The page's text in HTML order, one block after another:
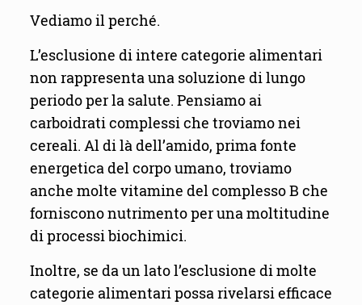
Vediamo il perché.
L’esclusione di intere categorie alimentari
non rappresenta una soluzione di lungo
periodo per la salute. Pensiamo ai
carboidrati complessi che troviamo nei
cereali. Al di là dell’amido, prima fonte
energetica del corpo umano, troviamo
anche molte vitamine del complesso B che
forniscono nutrimento per una moltitudine
di processi biochimici.
Inoltre, se da un lato l’esclusione di molte
categorie alimentari possa rivelarsi efficace